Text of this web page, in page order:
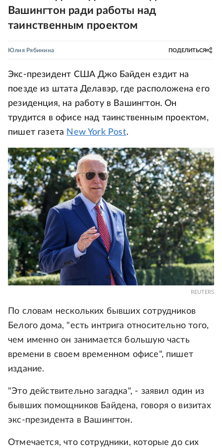
Вашингтон ради работы над
таинственным проектом
Юлия Рябинина ПОДЕЛИТЬСЯ
Экс-президент США Джо Байден ездит на
поезде из штата Делавэр, где расположена его
резиденция, на работу в Вашингтон. Он
трудится в офисе над таинственным проектом,
пишет газета New York Post.
REUTERS
По словам нескольких бывших сотрудников
Белого дома, "есть интрига относительно того,
чем именно он занимается большую часть
времени в своем временном офисе", пишет
издание.
"Это действительно загадка", - заявил один из
бывших помощников Байдена, говоря о визитах
экс-президента в Вашингтон.
Отмечается, что сотрудники, которые до сих